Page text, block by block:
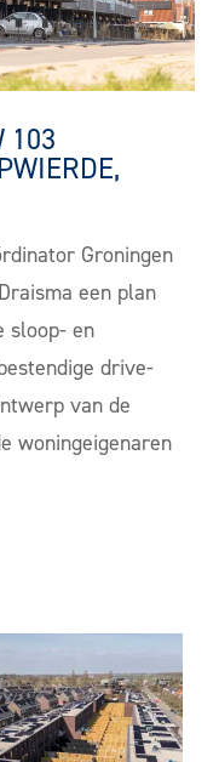
103
Groningen
een plan
sloop- en
drive-
van de
woningeigenaren